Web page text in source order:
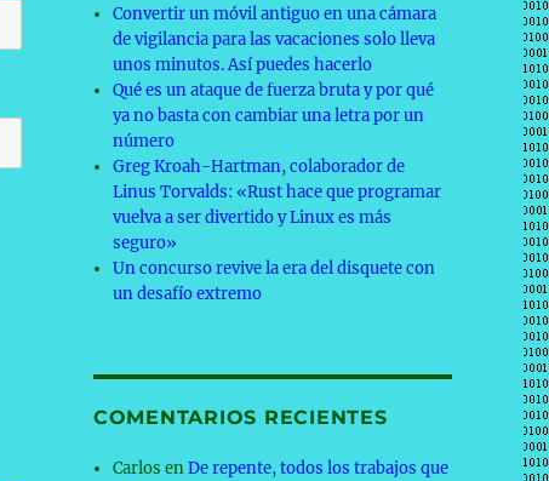
Convertir un móvil antiguo en una cámara
de vigilancia para las vacaciones solo lleva
unos minutos. Así puedes hacerlo
Qué es un ataque de fuerza bruta y por qué
ya no basta con cambiar una letra por un
número
Greg Kroah-Hartman, colaborador de
Linus Torvalds: «Rust hace que programar
vuelva a ser divertido y Linux es más
seguro»
Un concurso revive la era del disquete con
un desafío extremo
COMENTARIOS RECIENTES
Carlos enDe repente, todos los trabajos que